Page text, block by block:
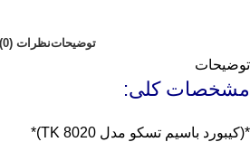
توضیحاتنظرات (0)
توضیحات
مشخصات کلی:
*(کیبورد باسیم تسکو مدل TK 8020)*